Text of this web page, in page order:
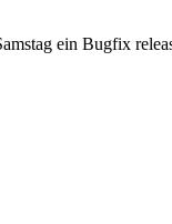
ein Bugfix